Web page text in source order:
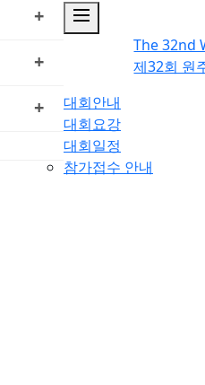
+
+
+
dehaze
The 32nd
제32회 원
대회안내
대회요강
대회일정
참가접수 안내